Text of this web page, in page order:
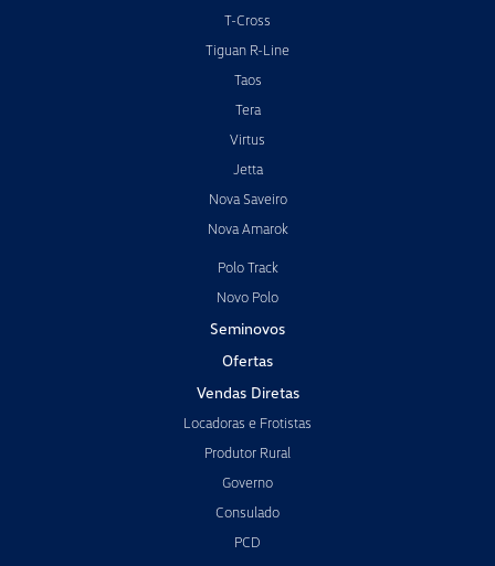
T-Cross
Tiguan R-Line
Taos
Tera
Virtus
Jetta
Nova Saveiro
Nova Amarok
Polo Track
Novo Polo
Seminovos
Ofertas
Vendas Diretas
Locadoras e Frotistas
Produtor Rural
Governo
Consulado
PCD